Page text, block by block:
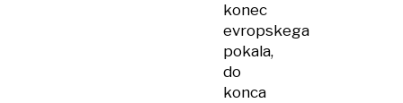
konec
evropskega
pokala,
do
konca